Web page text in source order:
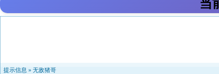
当
提示信息 » 无敌猪哥